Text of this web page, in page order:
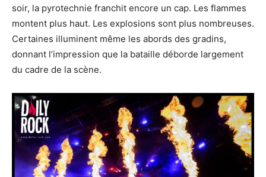
soir, la pyrotechnie franchit encore un cap. Les flammes
montent plus haut. Les explosions sont plus nombreuses.
Certaines illuminent même les abords des gradins,
donnant l’impression que la bataille déborde largement
du cadre de la scène.